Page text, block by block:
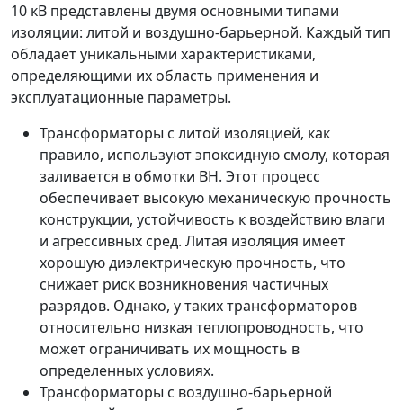
10 кВ представлены двумя основными типами
изоляции: литой и воздушно-барьерной. Каждый тип
обладает уникальными характеристиками,
определяющими их область применения и
эксплуатационные параметры.
Трансформаторы с литой изоляцией, как
правило, используют эпоксидную смолу, которая
заливается в обмотки ВН. Этот процесс
обеспечивает высокую механическую прочность
конструкции, устойчивость к воздействию влаги
и агрессивных сред. Литая изоляция имеет
хорошую диэлектрическую прочность, что
снижает риск возникновения частичных
разрядов. Однако, у таких трансформаторов
относительно низкая теплопроводность, что
может ограничивать их мощность в
определенных условиях.
Трансформаторы с воздушно-барьерной